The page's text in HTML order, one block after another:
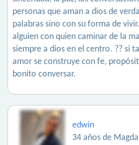
personas que aman a dios de
palabras sino con su forma de
alguien con quien caminar de la
siempre a dios en el centro. ?? si
amor se construye con fe,
bonito conversar.
edwin
34 años de